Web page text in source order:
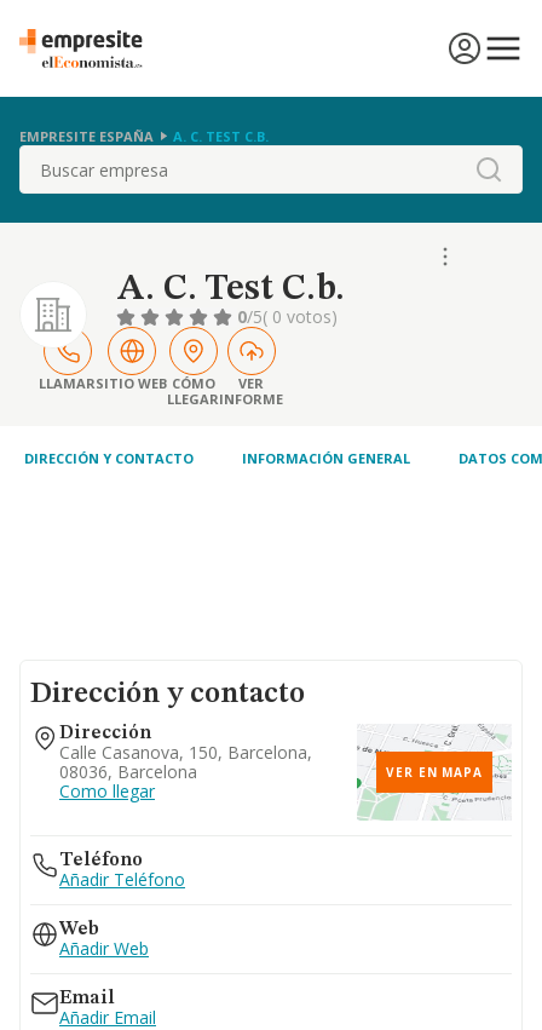
EMPRESITE ESPAÑA A. C. TEST C.B.
Buscar
A. C. Test C.b.
0/5( 0 votos)
LLAMARSITIO WEB CÓMO
LLEGAR
VER
INFORME
DIRECCIÓN Y CONTACTO INFORMACIÓN GENERAL DATOS
Dirección y contacto
Dirección
Calle Casanova, 150, Barcelona,
08036, Barcelona
Como llegar
VER EN MAPA
Teléfono
Añadir Teléfono
Web
Añadir Web
Email
Añadir Email